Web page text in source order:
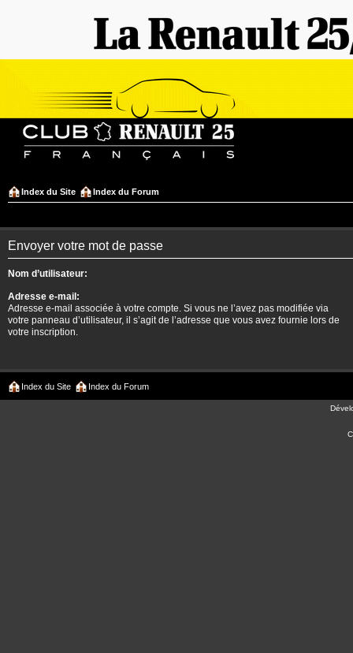
Index du Site Index du Forum
Envoyer votre mot de passe
Nom d’utilisateur:
Adresse e-mail:
Adresse e-mail associée à votre compte. Si vous ne l’avez pas modifiée via
votre panneau d’utilisateur, il s’agit de l’adresse que vous avez fournie lors de
votre inscription.
Index du Site Index du Forum